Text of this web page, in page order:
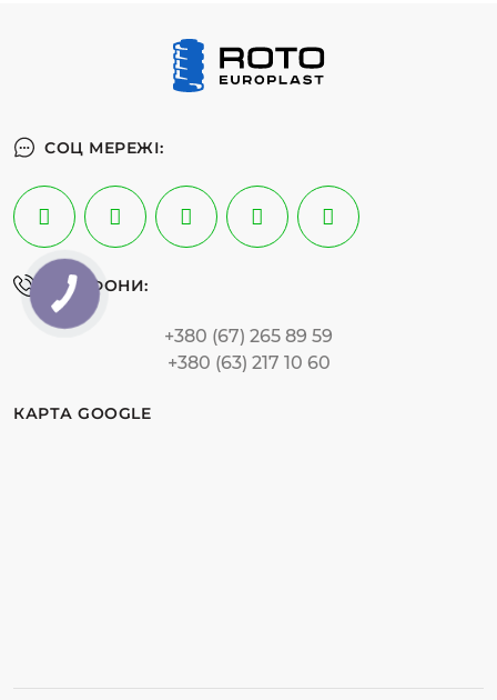
СОЦ МЕРЕЖІ:
ТЕЛЕФОНИ:
+380 (67) 265 89 59
+380 (63) 217 10 60
КАРТА GOOGLE